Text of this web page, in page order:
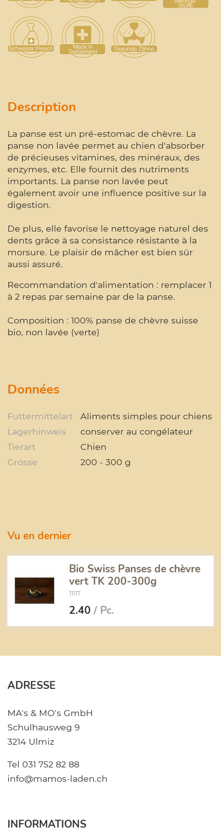
Description
La panse est un pré-estomac de chèvre. La
panse non lavée permet au chien d'absorber
de précieuses vitamines, des minéraux, des
enzymes, etc. Elle fournit des nutriments
importants. La panse non lavée peut
également avoir une influence positive sur la
digestion.
De plus, elle favorise le nettoyage naturel des
dents grâce à sa consistance résistante à la
morsure. Le plaisir de mâcher est bien sûr
aussi assuré.
Recommandation d'alimentation : remplacer 1
à 2 repas par semaine par de la panse.
Composition : 100% panse de chèvre suisse
bio, non lavée (verte)
Données
Futtermittelart
Aliments simples pour chiens
Lagerhinweis
conserver au congélateur
Tierart
Chien
Grösse
200 - 300 g
Vu en dernier
Bio Swiss Panses de chèvre
vert TK 200-300g
11117
2.40 / Pc.
ADRESSE
MA's & MO's GmbH
Schulhausweg 9
3214 Ulmiz
Tel 031 752 82 88
info@mamos-laden.ch
INFORMATIONS